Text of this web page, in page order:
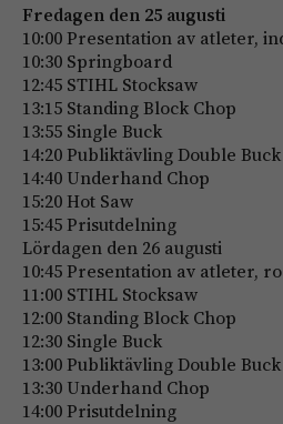
Fredagen den 25 augusti
10:00 Presentation av atleter,
10:30 Springboard
12:45 STIHL Stocksaw
13:15 Standing Block Chop
13:55 Single Buck
14:20 Publiktävling Double Buck
14:40 Underhand Chop
15:20 Hot Saw
15:45 Prisutdelning
Lördagen den 26 augusti
10:45 Presentation av atleter,
11:00 STIHL Stocksaw
12:00 Standing Block Chop
12:30 Single Buck
13:00 Publiktävling Double Buck
13:30 Underhand Chop
14:00 Prisutdelning